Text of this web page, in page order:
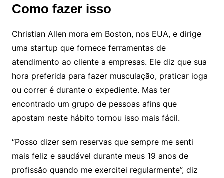
Como fazer isso
Christian Allen mora em Boston, nos EUA, e dirige
uma startup que fornece ferramentas de
atendimento ao cliente a empresas. Ele diz que sua
hora preferida para fazer musculação, praticar ioga
ou correr é durante o expediente. Mas ter
encontrado um grupo de pessoas afins que
apostam neste hábito tornou isso mais fácil.
“Posso dizer sem reservas que sempre me senti
mais feliz e saudável durante meus 19 anos de
profissão quando me exercitei regularmente”, diz